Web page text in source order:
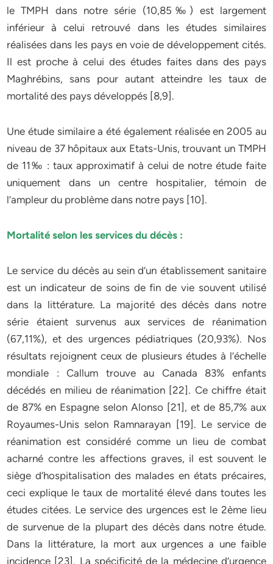
le TMPH dans notre série (10,85‰) est largement
inférieur à celui retrouvé dans les études similaires
réalisées dans les pays en voie de développement cités.
Il est proche à celui des études faites dans des pays
Maghrébins, sans pour autant atteindre les taux de
mortalité des pays développés [8,9].
Une étude similaire a été également réalisée en 2005 au
niveau de 37 hôpitaux aux Etats-Unis, trouvant un TMPH
de 11‰ : taux approximatif à celui de notre étude faite
uniquement dans un centre hospitalier, témoin de
l’ampleur du problème dans notre pays [10].
Mortalité selon les services du décès :
Le service du décès au sein d’un établissement sanitaire
est un indicateur de soins de fin de vie souvent utilisé
dans la littérature. La majorité des décès dans notre
série étaient survenus aux services de réanimation
(67,11%), et des urgences pédiatriques (20,93%). Nos
résultats rejoignent ceux de plusieurs études à l’échelle
mondiale : Callum trouve au Canada 83% enfants
décédés en milieu de réanimation [22]. Ce chiffre était
de 87% en Espagne selon Alonso [21], et de 85,7% aux
Royaumes-Unis selon Ramnarayan [19]. Le service de
réanimation est considéré comme un lieu de combat
acharné contre les affections graves, il est souvent le
siège d’hospitalisation des malades en états précaires,
ceci explique le taux de mortalité élevé dans toutes les
études citées. Le service des urgences est le 2ème lieu
de survenue de la plupart des décès dans notre étude.
Dans la littérature, la mort aux urgences a une faible
incidence [23]. La spécificité de la médecine d’urgence